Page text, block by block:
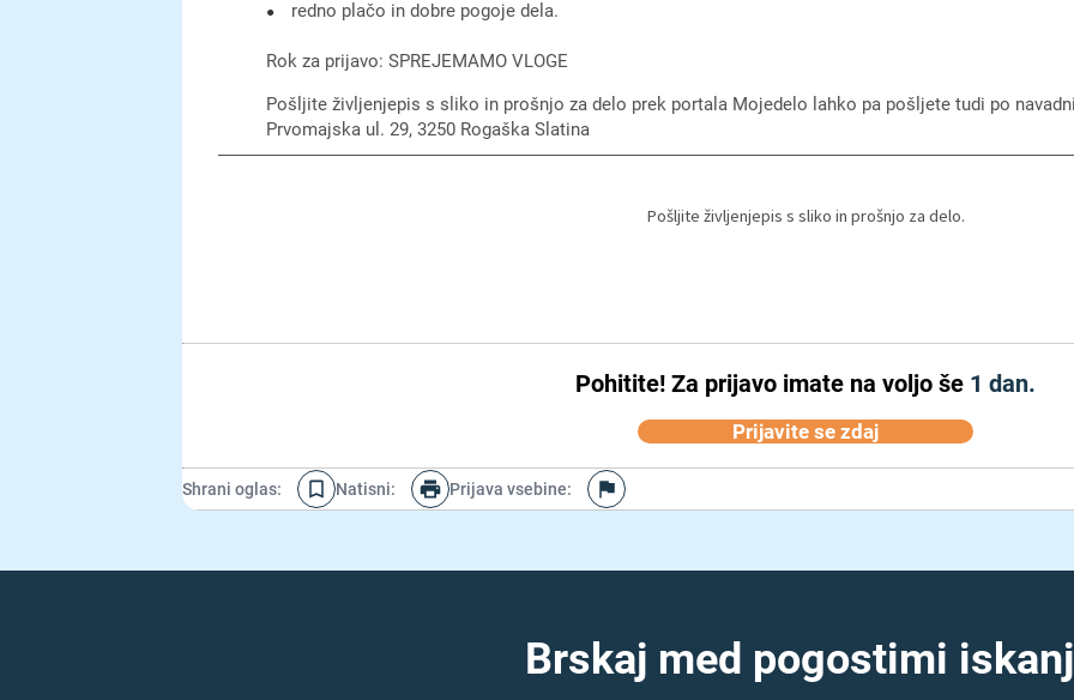
redno plačo in dobre pogoje dela.
Rok za prijavo: SPREJEMAMO VLOGE
Pošljite življenjepis s sliko in prošnjo za delo prek portala Mojedelo lahko pa pošljete tudi po
Prvomajska ul. 29, 3250 Rogaška Slatina
Pošljite življenjepis s sliko in prošnjo za delo.
Pohitite! Za prijavo imate na voljo še 1 dan.
Prijavite se zdaj
Shrani oglas: Natisni: Prijava vsebine:
Brskaj med pogostimi